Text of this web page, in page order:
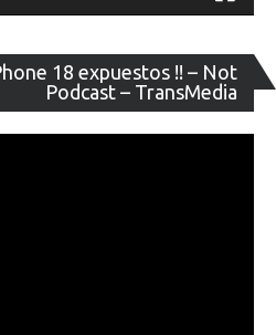
18 expuestos !! – Not
Podcast – TransMedia
de